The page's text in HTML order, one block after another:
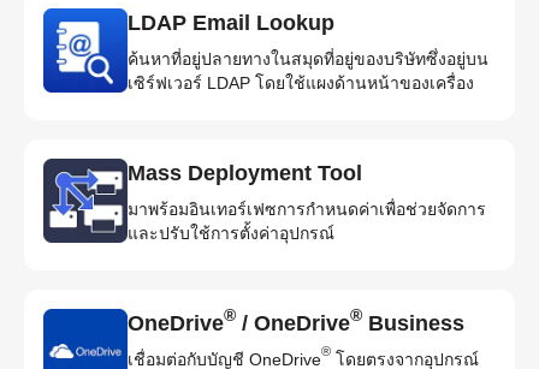
LDAP Email Lookup
ค้นหาที่อยู่ปลายทางในสมุดที่อยู่ของบริษัทซึ่งอยู่บน
เซิร์ฟเวอร์ LDAP โดยใช้แผงด้านหน้าของเครื่อง
Mass Deployment Tool
มาพร้อมอินเทอร์เฟซการกำหนดค่าเพื่อช่วยจัดการ
และปรับใช้การตั้งค่าอุปกรณ์
OneDrive® / OneDrive® Business
เชื่อมต่อกับบัญชี OneDrive® โดยตรงจากอุปกรณ์